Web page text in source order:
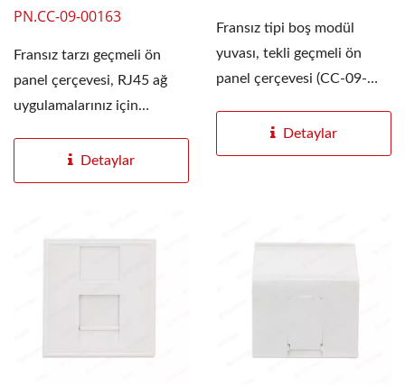
PN.CC-09-00163
Fransız tarzı geçmeli ön
panel çerçevesi, RJ45 ağ
uygulamalarınız için
Detaylar
Fransız tipi boş modül
yuvası, tekli geçmeli ön
panel çerçevesi (CC-09-
Detaylar